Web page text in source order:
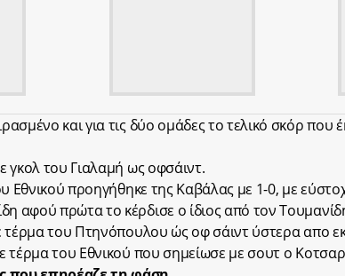
και για τις δύο ομάδες το τελικό σκόρ που
γκολ του Γιαλαμή ως οφσάιντ.
Εθνικoύ προηγήθηκε της Καβάλας με 1-0, με
αφού πρώτα το κέρδισε ο ίδιος από τον
του Πτηνόπουλου ώς οφ σάιντ ύστερα απο
τέρμα του Εθνικού που σημείωσε με σουτ ο